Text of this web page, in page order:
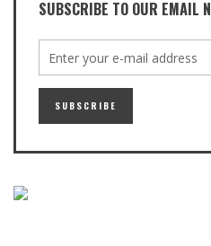
SUBSCRIBE TO OUR EMAIL